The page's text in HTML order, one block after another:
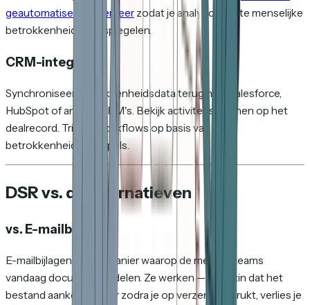
geautomatiseerde verkeer zodat je analytics echte menselijke
betrokkenheid weerspiegelen.
CRM-integratie
Synchroniseer betrokkenheidsdata terug naar Salesforce,
HubSpot of andere CRM's. Bekijk activiteitstijdlijnen op het
dealrecord. Trigger workflows op basis van
betrokkenheidsdrempels.
DSR vs. de alternatieven
vs. E-mailbijlagen
E-mailbijlagen zijn de manier waarop de meeste teams
vandaag documenten delen. Ze werken — in de zin dat het
bestand aankomt. Maar zodra je op verzenden drukt, verlies je